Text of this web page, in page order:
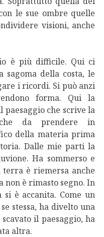
le sue ombre quelle
visioni, anche
è più difficile. Qui ci
sagoma della costa, le
i ricordi. Si può anzi
forma. Qui la
che scrive la
da prendere in
della materia prima
Dalle mie parti la
Ha sommerso e
è riemersa anche
non è rimasto segno. In
è accanita. Come un
stessa, ha divelto una
il paesaggio, ha
altra.